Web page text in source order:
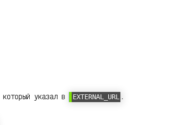
указал в EXTERNAL_URL
.